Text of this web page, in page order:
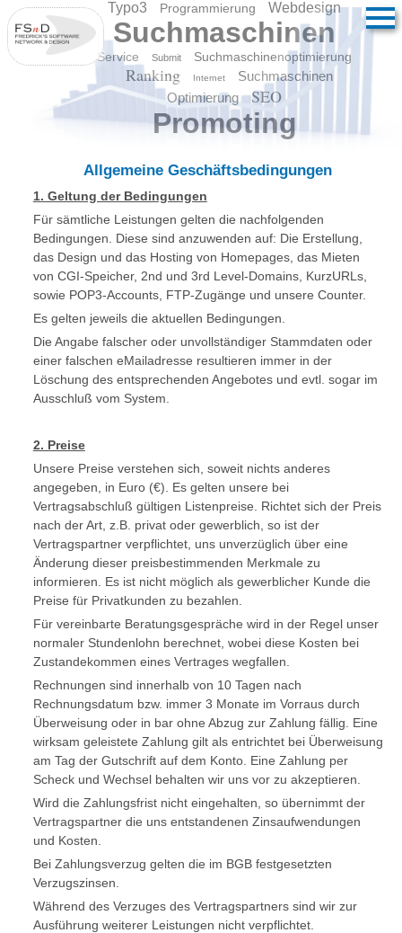
Typo3 Programmierung Webdesign
Suchmaschinen
Service Submit Suchmaschinenoptimierung
Ranking Internet
Suchmaschinen
Optimierung
SEO
Promoting
Allgemeine Geschäftsbedingungen
1. Geltung der Bedingungen
Für sämtliche Leistungen gelten die nachfolgenden
Bedingungen. Diese sind anzuwenden auf: Die Erstellung,
das Design und das Hosting von Homepages, das Mieten
von CGI-Speicher, 2nd und 3rd Level-Domains, KurzURLs,
sowie POP3-Accounts, FTP-Zugänge und unsere Counter.
Es gelten jeweils die aktuellen Bedingungen.
Die Angabe falscher oder unvollständiger Stammdaten oder
einer falschen eMailadresse resultieren immer in der
Löschung des entsprechenden Angebotes und evtl. sogar im
Ausschluß vom System.
2. Preise
Unsere Preise verstehen sich, soweit nichts anderes
angegeben, in Euro (€). Es gelten unsere bei
Vertragsabschluß gültigen Listenpreise. Richtet sich der Preis
nach der Art, z.B. privat oder gewerblich, so ist der
Vertragspartner verpflichtet, uns unverzüglich über eine
Änderung dieser preisbestimmenden Merkmale zu
informieren. Es ist nicht möglich als gewerblicher Kunde die
Preise für Privatkunden zu bezahlen.
Für vereinbarte Beratungsgespräche wird in der Regel unser
normaler Stundenlohn berechnet, wobei diese Kosten bei
Zustandekommen eines Vertrages wegfallen.
Rechnungen sind innerhalb von 10 Tagen nach
Rechnungsdatum bzw. immer 3 Monate im Vorraus durch
Überweisung oder in bar ohne Abzug zur Zahlung fällig. Eine
wirksam geleistete Zahlung gilt als entrichtet bei Überweisung
am Tag der Gutschrift auf dem Konto. Eine Zahlung per
Scheck und Wechsel behalten wir uns vor zu akzeptieren.
Wird die Zahlungsfrist nicht eingehalten, so übernimmt der
Vertragspartner die uns entstandenen Zinsaufwendungen
und Kosten.
Bei Zahlungsverzug gelten die im BGB festgesetzten
Verzugszinsen.
Während des Verzuges des Vertragspartners sind wir zur
Ausführung weiterer Leistungen nicht verpflichtet.